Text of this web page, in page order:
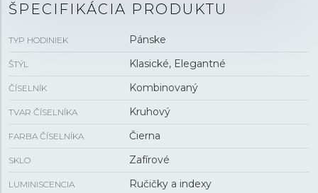
ŠPECIFIKÁCIA PRODUKTU
TYP HODINIEK Pánske
ŠTÝL Klasické, Elegantné
ČÍSELNÍK Kombinovaný
TVAR ČÍSELNÍKA Kruhový
FARBA ČÍSELNÍKA Čierna
SKLO Zafírové
LUMINISCENCIA Ručičky a indexy